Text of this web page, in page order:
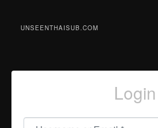
UNSEENTHAISUB.COM
Login
Username or Email